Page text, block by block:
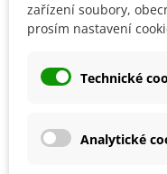
Detaily produktu
SOUVISEJÍCÍ PRODUKTY
Sleva
zařízení soubory,
prosím nastavení
Technické
Analytické